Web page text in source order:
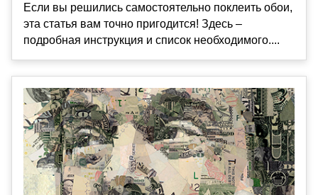
Если вы решились самостоятельно поклеить обои,
эта статья вам точно пригодится! Здесь –
подробная инструкция и список необходимого....